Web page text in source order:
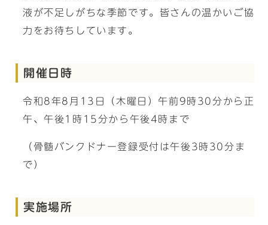
液が不足しがちな季節です。皆さんの温かいご協
力をお待ちしています。
開催日時
令和8年8月13日（木曜日）午前9時30分から正
午、午後1時15分から午後4時まで
（骨髄バンクドナー登録受付は午後3時30分ま
で）
実施場所